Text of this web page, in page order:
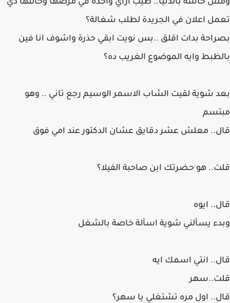
ومش حاسة بالدنيا.. طيب ازاي واحده في مرضها وحالتها دي
تعمل اعلان في الجريدة لطلب شغالة؟
بصراحة بدات اقلق ..بس نويت ابقي حذرة واشوف انا فين
بالظبط وايه الموضوع الغريب ده؟
بعد شوية لقيت الشاب الاسمر الوسيم رجع تاني .. وهو
مبتسم
قال.. معلش عشر دقايق عشان الدكتور عند امي فوق
قلت.. هو حضرتك ابن صاحبة الفيلا؟
قال.. ايوه
وبدء يسألني شوية اسألة خاصة بالشغل
قال.. انتي اسمك ايه
قلت..سهر
قال.. اول مره تشتغلي يا سهر؟